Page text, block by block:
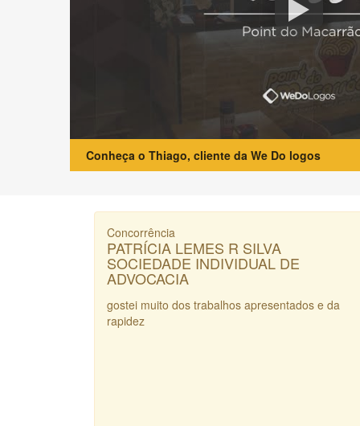
Conheça o Thiago, cliente da We Do logos
Concorrência
PATRÍCIA LEMES R SILVA
SOCIEDADE INDIVIDUAL DE
ADVOCACIA
gostei muito dos trabalhos apresentados e da
rapidez